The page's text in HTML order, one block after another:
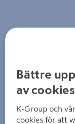
Föregående
Bättre
av cookies
K-Group och
cookies för att